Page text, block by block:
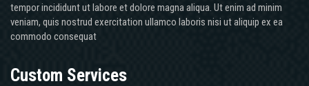
tempor incididunt ut labore et dolore magna aliqua. Ut enim ad minim
veniam, quis nostrud exercitation ullamco laboris nisi ut aliquip ex ea
commodo consequat
Custom Services